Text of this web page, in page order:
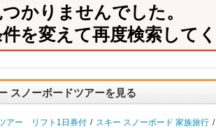
つかりませんでした。
を変えて再度検索して
スノーボードツアーを見る
アー リフト1日券付 / スキー スノーボード 家族旅行 /